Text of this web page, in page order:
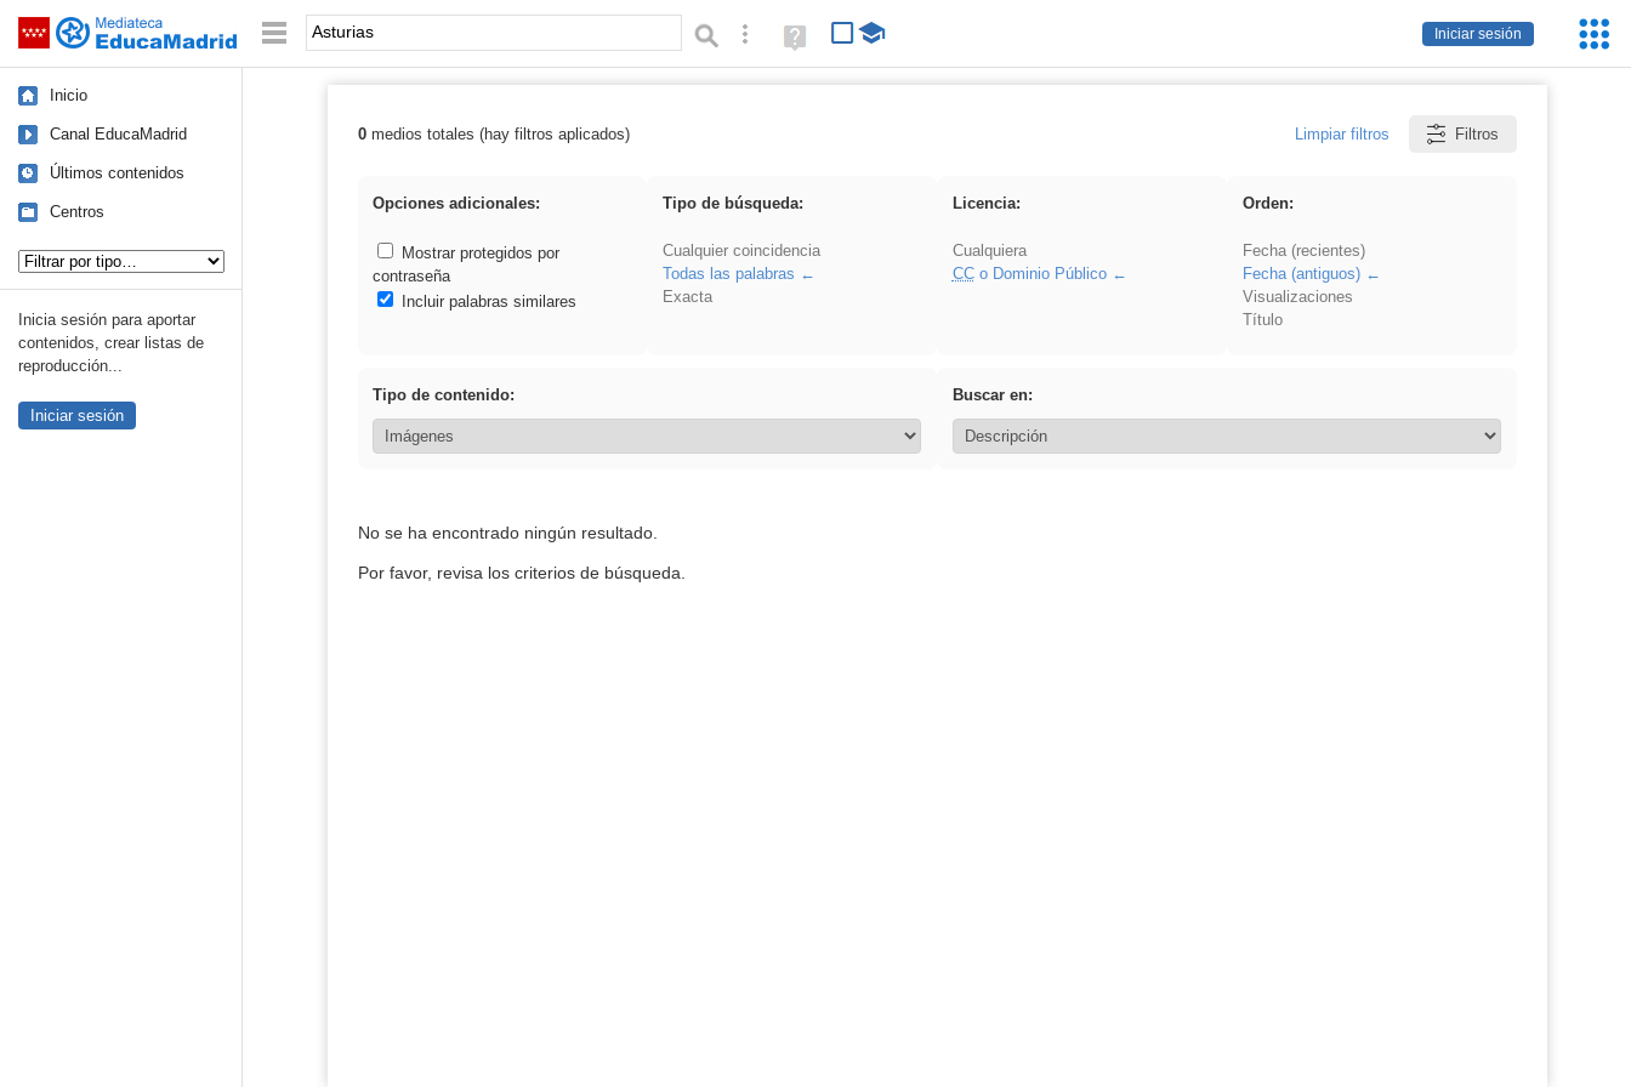
Saltar navegación
Iniciar sesión
Palabra o frase: Búsqueda avanzada
Ayuda
(en
Inicio
Canal EducaMadrid
Últimos contenidos
Centros
Inicia sesión para aportar
contenidos, crear listas de
reproducción...
Iniciar sesión
Resultados de: Asturias
0medios totales (hay filtros aplicados) Limpiar filtros Filtros
Opciones adicionales:
Mostrar protegidos por
contraseña
Incluir palabras similares
Tipo de búsqueda:
Cualquier coincidencia
Todas las palabras
Exacta
Licencia:
Cualquiera
CCo Dominio Público
Orden:
Fecha (recientes)
Fecha (antiguos)
Visualizaciones
Título
Tipo de contenido: Buscar en:
No se ha encontrado ningún resultado.
Por favor, revisa los criterios de búsqueda.